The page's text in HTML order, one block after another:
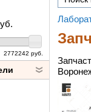
2772242 руб.